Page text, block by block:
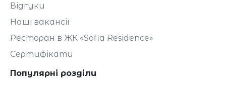
Відгуки
Наші вакансії
Ресторан в ЖК «Sofia Residence»
Сертифікати
Популярні розділи